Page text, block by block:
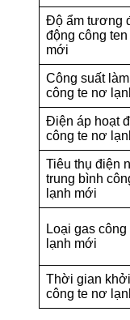
Độ ẩm tương
động công
mới
Công suất
công te nơ
Điện áp hoạt
công te nơ
Tiêu thụ điện
trung bình
lạnh mới
Loại gas
lạnh mới
Thời gian
công te nơ